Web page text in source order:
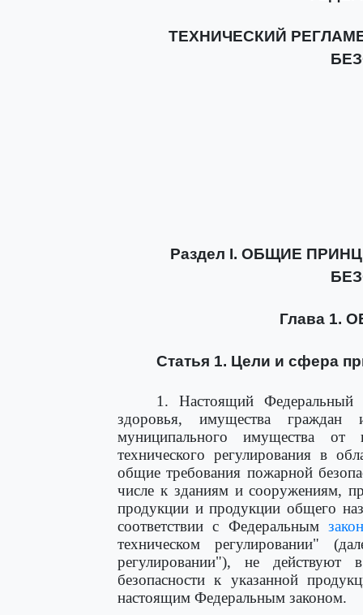
ТЕХНИЧЕСКИЙ
Раздел I. ОБЩИЕ
Глава 1.
Статья 1. Цели и сфера
1. Настоящий Федеральный
здоровья, имущества граждан
муниципального имущества от
технического регулирования в
общие требования пожарной
числе к зданиям и сооружениям,
продукции и продукции общего
соответствии с Федеральным
техническом регулировании"
регулировании"), не действуют
безопасности к указанной
настоящим Федеральным законом.